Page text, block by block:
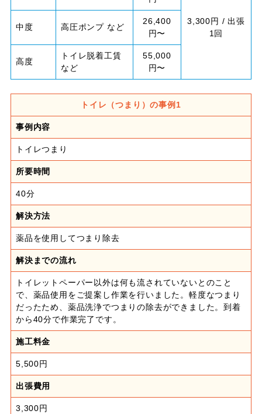
3,300円 / 出張
1回
中度 高圧ポンプ など
26,400
円〜
高度
トイレ脱着工賃
など
55,000
円〜
トイレ（つまり）の事例1
事例内容
トイレつまり
所要時間
40分
解決方法
薬品を使用してつまり除去
解決までの流れ
トイレットペーパー以外は何も流されていないとのこと
で、薬品使用をご提案し作業を行いました。軽度なつまり
だったため、薬品洗浄でつまりの除去ができました。到着
から40分で作業完了です。
施工料金
5,500円
出張費用
3,300円